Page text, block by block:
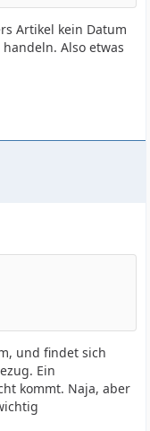
Artikel kein Datum
Also etwas
und findet sich
Ein
kommt. Naja, aber